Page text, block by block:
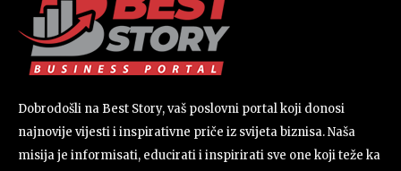
Dobrodošli na Best Story, vaš poslovni portal koji donosi
najnovije vijesti i inspirativne priče iz svijeta biznisa. Naša
misija je informisati, educirati i inspirirati sve one koji teže ka